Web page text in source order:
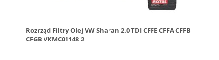
Rozrząd Filtry Olej VW Sharan 2.0 TDI CFFE CFFA CFFB
CFGB VKMC01148-2